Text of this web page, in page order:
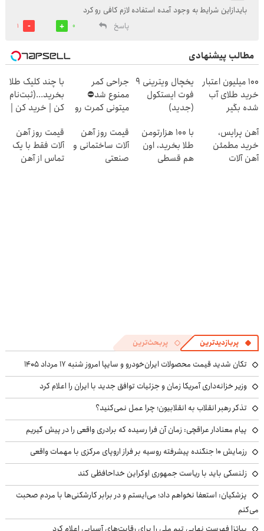
بایدازاین شرایط به وجود آمده استفاده لازم کافی رو کرد
پاسخ
0
1
مطالب پیشنهادی
100 میلیون اعتبار
خرید طلای آب
شده بگیر
یخچال ویترینی 9
فوت ایستکول
(جدید)
جراحی کمر
ممنوع شد⛔
میتونی کمرت رو
کنی! 👈🏻
پرسش‌نامه
با چند کلیک طلا
بخرید...(ثبت‌نام
کن | خرید کن |
آهن پرایس،
خرید مطمئن
آهن آلات
با ۱۰۰ هزارتومن
طلا بخرید، اون
هم قسطی
قیمت روز آهن
آلات ساختمانی و
صنعتی
قیمت روز آهن
آلات فقط با یک
تماس از آهن
پربازدیدترین پربحث‌ترین
تکان شدید قیمت محصولات ایران‌خودرو و سایپا امروز شنبه ۱۷ مرداد ۱۴۰۵
وزیر خزانه‌داری آمریکا زمان و جزئیات توافق جدید با ایران را اعلام کرد
تذکر رهبر انقلاب به انقلابیون؛ چرا عمل نمی‌کنید؟
پیام معنادار عراقچی: زمان آن فرا رسیده که برادری واقعی را در پیش گیریم
رزمایش ۱۰ جنگنده پیشرفته روسیه بر فراز اروپای مرکزی با مهمات واقعی
زلنسکی باید با ریاست جمهوری اوکراین خداحافظی کند
پزشکیان: استعفا نخواهم داد؛ می‌ایستم و در برابر کارشکنی‌ها با مردم صحبت
می‌کنم